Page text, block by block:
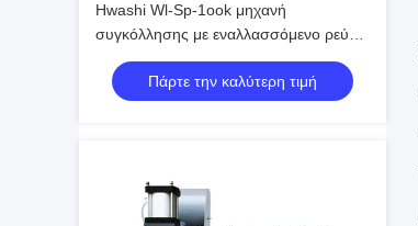
Hwashi Wl-Sp-1ook μηχανή
συγκόλλησης με εναλλασσόμενο ρεύμα
με υψηλές επιδόσεις
Πάρτε την καλύτερη τιμή